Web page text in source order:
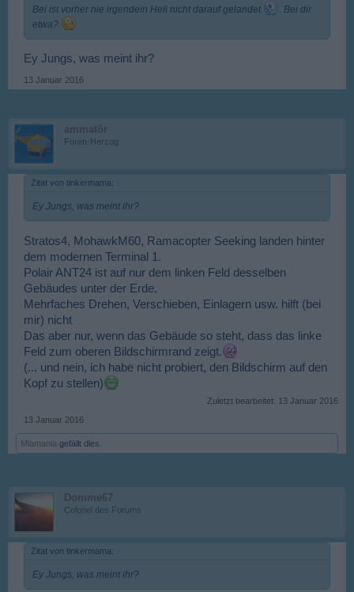
Bei ist vorher nie irgendein Heli nicht darauf gelandet
. Bei dir
etwa?
Ey Jungs, was meint ihr?
13 Januar 2016
ammatör
Foren-Herzog
Zitat von tinkermama: ↑
Ey Jungs, was meint ihr?
Stratos4, MohawkM60, Ramacopter Seeking landen hinter
dem modernen Terminal 1.
Polair ANT24 ist auf nur dem linken Feld desselben
Gebäudes unter der Erde.
Mehrfaches Drehen, Verschieben, Einlagern usw. hilft (bei
mir) nicht
Das aber nur, wenn das Gebäude so steht, dass das linke
Feld zum oberen Bildschirmrand zeigt.
(... und nein, ich habe nicht probiert, den Bildschirm auf den
Kopf zu stellen)
Zuletzt bearbeitet: 13 Januar 2016
13 Januar 2016
Miamania gefällt dies.
Domme67
Colonel des Forums
Zitat von tinkermama: ↑
Ey Jungs, was meint ihr?